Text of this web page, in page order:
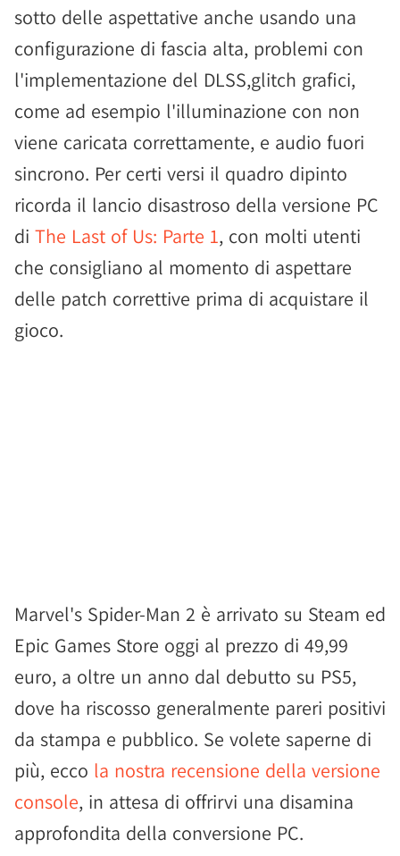
sotto delle aspettative anche usando una
configurazione di fascia alta, problemi con
l'implementazione del DLSS,glitch grafici,
come ad esempio l'illuminazione con non
viene caricata correttamente, e audio fuori
sincrono. Per certi versi il quadro dipinto
ricorda il lancio disastroso della versione PC
di The Last of Us: Parte 1, con molti utenti
che consigliano al momento di aspettare
delle patch correttive prima di acquistare il
gioco.
Marvel's Spider-Man 2 è arrivato su Steam ed
Epic Games Store oggi al prezzo di 49,99
euro, a oltre un anno dal debutto su PS5,
dove ha riscosso generalmente pareri positivi
da stampa e pubblico. Se volete saperne di
più, ecco la nostra recensione della versione
console, in attesa di offrirvi una disamina
approfondita della conversione PC.